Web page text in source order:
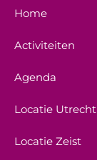
Home
Activiteiten
Agenda
Locatie Utrecht
Locatie Zeist